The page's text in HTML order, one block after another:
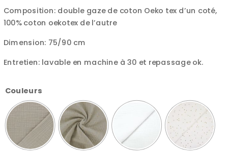
Composition: double gaze de coton Oeko tex d’un coté,
100% coton oekotex de l’autre
Dimension: 75/90 cm
Entretien: lavable en machine à 30 et repassage ok.
Couleurs